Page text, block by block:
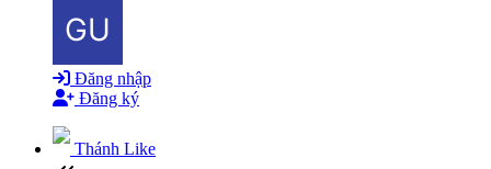
Đăng nhập
Đăng ký
Thánh Like